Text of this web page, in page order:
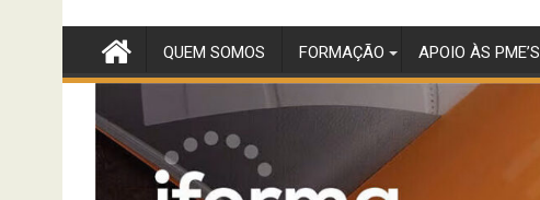
content
QUEM SOMOS FORMAÇÃO APOIO ÀS PME’S